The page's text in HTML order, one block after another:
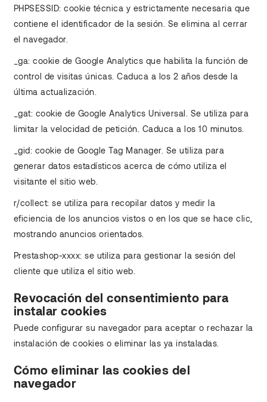
PHPSESSID: cookie técnica y estrictamente necesaria que
contiene el identificador de la sesión. Se elimina al cerrar
el navegador.
_ga: cookie de Google Analytics que habilita la función de
control de visitas únicas. Caduca a los 2 años desde la
última actualización.
_gat: cookie de Google Analytics Universal. Se utiliza para
limitar la velocidad de petición. Caduca a los 10 minutos.
_gid: cookie de Google Tag Manager. Se utiliza para
generar datos estadísticos acerca de cómo utiliza el
visitante el sitio web.
r/collect: se utiliza para recopilar datos y medir la
eficiencia de los anuncios vistos o en los que se hace clic,
mostrando anuncios orientados.
Prestashop-xxxx: se utiliza para gestionar la sesión del
cliente que utiliza el sitio web.
Revocación del consentimiento para
instalar cookies
Puede configurar su navegador para aceptar o rechazar la
instalación de cookies o eliminar las ya instaladas.
Cómo eliminar las cookies del
navegador